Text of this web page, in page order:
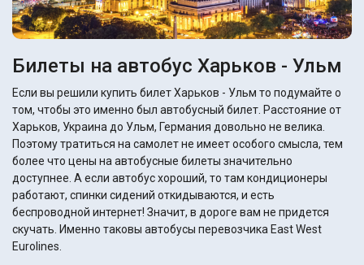
Билеты на автобус Харьков - Ульм
Если вы решили купить билет Харьков - Ульм то подумайте о
том, чтобы это именно был автобусный билет. Расстояние от
Харьков, Украина до Ульм, Германия довольно не велика.
Поэтому тратиться на самолет не имеет особого смысла, тем
более что цены на автобусные билеты значительно
доступнее. А если автобус хороший, то там кондиционеры
работают, спинки сидений откидываются, и есть
беспроводной интернет! Значит, в дороге вам не придется
скучать. Именно таковы автобусы перевозчика East West
Eurolines.